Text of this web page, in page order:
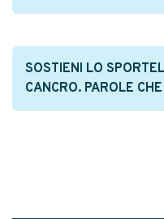
SOSTIENI LO
CANCRO. PAROLE